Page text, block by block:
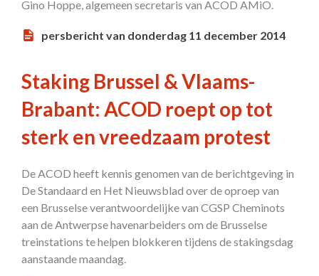
Gino Hoppe, algemeen secretaris van ACOD AMiO.
persbericht van donderdag 11 december 2014
Staking Brussel & Vlaams-
Brabant: ACOD roept op tot
sterk en vreedzaam protest
De ACOD heeft kennis genomen van de berichtgeving in
De Standaard en Het Nieuwsblad over de oproep van
een Brusselse verantwoordelijke van CGSP Cheminots
aan de Antwerpse havenarbeiders om de Brusselse
treinstations te helpen blokkeren tijdens de stakingsdag
aanstaande maandag.